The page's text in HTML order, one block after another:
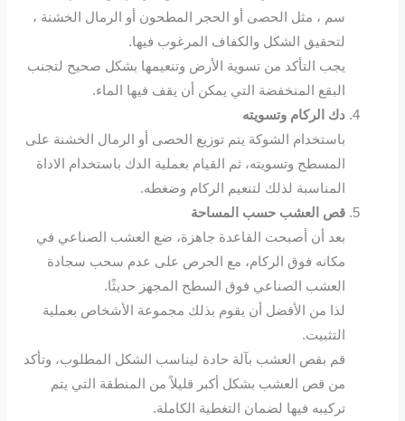
سم ، مثل الحصى أو الحجر المطحون أو الرمال الخشنة ،
لتحقيق الشكل والكفاف المرغوب فيها.
يجب التأكد من تسوية الأرض وتنعيمها بشكل صحيح لتجنب
البقع المنخفضة التي يمكن أن يقف فيها الماء.
دك الركام وتسويته
باستخدام الشوكة يتم توزيع الحصى أو الرمال الخشنة على
المسطح وتسويته، ثم القيام بعملية الدك باستخدام الاداة
المناسبة لذلك لتنعيم الركام وضغطه.
قص العشب حسب المساحة
بعد أن أصبحت القاعدة جاهزة، ضع العشب الصناعي في
مكانه فوق الركام، مع الحرص على عدم سحب سجادة
العشب الصناعي فوق السطح المجهز حديثًا.
لذا من الأفضل أن يقوم بذلك مجموعة الأشخاص بعملية
التثبيت.
قم بقص العشب بآلة حادة ليناسب الشكل المطلوب، وتأكد
من قص العشب بشكل أكبر قليلاً من المنطقة التي يتم
تركيبه فيها لضمان التغطية الكاملة.